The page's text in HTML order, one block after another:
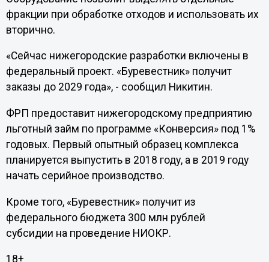
фракции при обработке отходов и использовать их
вторично.
«Сейчас нижегородские разработки включены в
федеральный проект. «Буревестник» получит
заказы до 2029 года», - сообщил Никитин.
ФРП предоставит нижегородскому предприятию
льготный займ по программе «Конверсия» под 1%
годовых. Первый опытный образец комплекса
планируется выпустить в 2018 году, а в 2019 году
начать серийное производство.
Кроме того, «Буревестник» получит из
федерального бюджета 300 млн рублей
субсидии на проведение НИОКР.
18+